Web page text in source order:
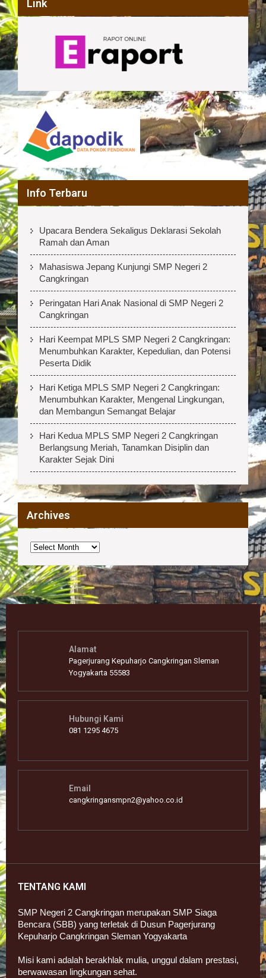
Link
Info Terbaru
Upacara Bendera Sekaligus Deklarasi Sekolah
Ramah dan Aman
Mahasiswa Jepang Kunjungi SMP Negeri 2
Cangkringan
Peringatan Hari Anak Nasional di SMP Negeri 2
Cangkringan
Hari Keempat MPLS SMP Negeri 2 Cangkringan:
Menumbuhkan Karakter, Kepedulian, dan Potensi
Peserta Didik
Hari Ketiga MPLS SMP Negeri 2 Cangkringan:
Menumbuhkan Karakter, Mengenal Lingkungan,
dan Membangun Semangat Belajar
Hari Kedua MPLS SMP Negeri 2 Cangkringan
Berlangsung Meriah, Tanamkan Disiplin dan
Karakter Sejak Dini
Archives
Archives
Alamat
Pagerjurang Kepuharjo Cangkringan Sleman
Yogyakarta 55583
Hubungi Kami
081 1295 4675
Email
cangkringansmpn2@yahoo.co.id
TENTANG KAMI
SMP Negeri 2 Cangkringan merupakan SMP Siaga
Bencara (SBB) yang terletak di Dusun Pagerjurang
Kepuharjo Cangkringan Sleman Yogyakarta
Misi kami adalah berakhlak mulia, unggul dalam prestasi,
berwawasan lingkungan sehat.